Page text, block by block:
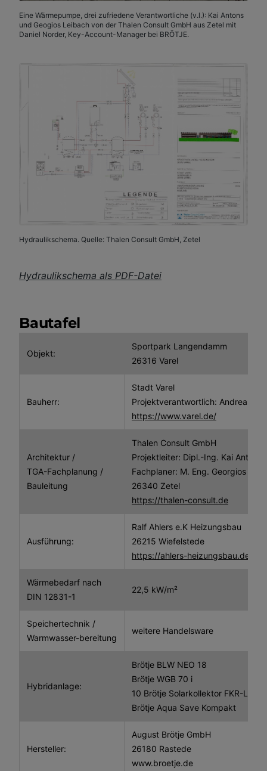
Eine Wärmepumpe, drei zufriedene Verantwortliche (v.l.): Kai Antons
und Geogios Leibach von der Thalen Consult GmbH aus Zetel mit
Daniel Norder, Key-Account-Manager bei BRÖTJE.
Hydraulikschema. Quelle: Thalen Consult GmbH, Zetel
Hydraulikschema als PDF-Datei
Bautafel
Objekt:
Sportpark Langendamm
26316 Varel
Bauherr:
Stadt Varel
Projektverantwortlich: Andreas
https://www.varel.de/
Architektur /
TGA-Fachplanung /
Bauleitung
Thalen Consult GmbH
Projektleiter: Dipl.-Ing. Kai Antons
Fachplaner: M. Eng. Georgios
26340 Zetel
https://thalen-consult.de
Ausführung:
Ralf Ahlers e.K Heizungsbau
26215 Wiefelstede
https://ahlers-heizungsbau.de/
Wärmebedarf nach
DIN 12831-1
22,5 kW/m²
Speichertechnik /
Warmwasser-bereitung
weitere Handelsware
Hybridanlage:
Brötje BLW NEO 18
Brötje WGB 70 i
10 Brötje Solarkollektor FKR-L 25
Brötje Aqua Save Kompakt
Hersteller:
August Brötje GmbH
26180 Rastede
www.broetje.de